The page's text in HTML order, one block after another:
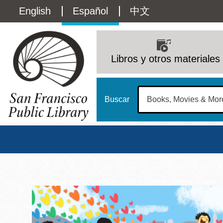
contenido
Language
switcher
(Content)
English Español 中文
navigation
Libros y otros materiales
Buscar
Biblioteca Central
Address
100 Larkin Street San Francisco
Contact
415-557-4400
12 - 6
Biblioteca Pública